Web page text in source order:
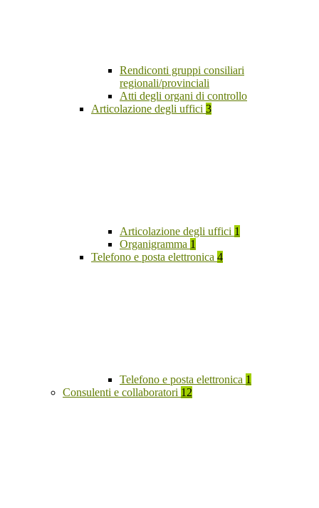
Rendiconti gruppi consiliari
regionali/provinciali
Atti degli organi di controllo
Articolazione degli uffici 3
Articolazione degli uffici 1
Organigramma 1
Telefono e posta elettronica 4
Telefono e posta elettronica 1
Consulenti e collaboratori 12